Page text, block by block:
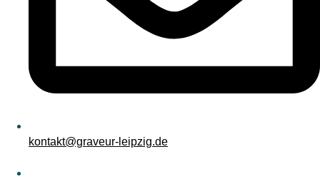
kontakt@graveur-leipzig.de